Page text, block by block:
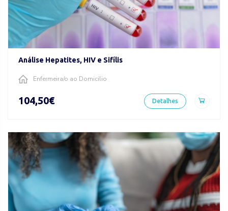
Análise Hepatites, HIV e Sifílis
Enfermeira/o ao Domicilio
104,50€ Detalhes